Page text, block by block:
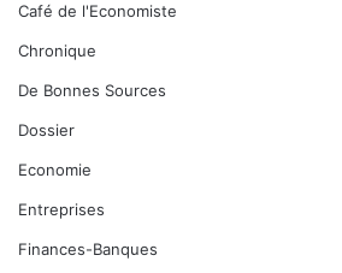
Café de l'Economiste
Chronique
De Bonnes Sources
Dossier
Economie
Entreprises
Finances-Banques